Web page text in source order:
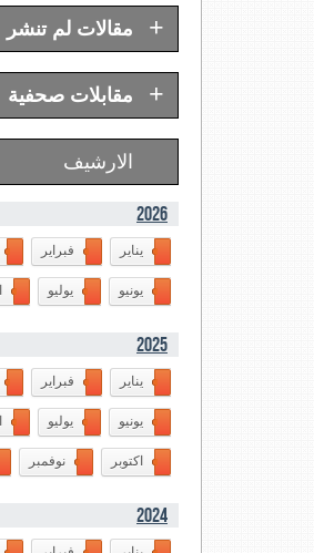
مقالات لم تنشر +
مقابلات صحفية +
الارشيف
2026
يناير فبراير
يونيو يوليو
2025
يناير فبراير
يونيو يوليو
اكتوبر نوفمبر
2024